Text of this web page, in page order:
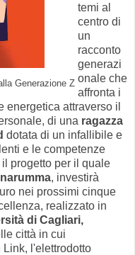
Generazione Z
temi al
centro di
un
racconto
generazi
onale che
affronta i
energetica attraverso il
di una ragazza
dotata di un infallibile e
e le competenze
il progetto per il quale
, investirà
nei prossimi cinque
realizzato in
di Cagliari,
città in cui
l'elettrodotto